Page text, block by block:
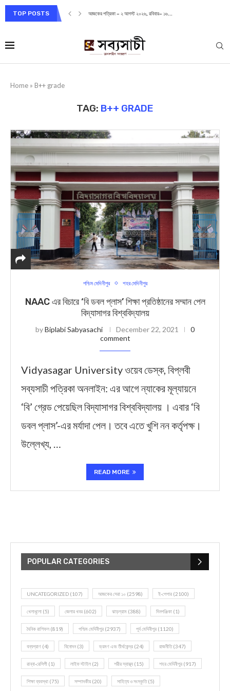
TOP POSTS আজকের পত্রিকা – ২ আগস্ট ২০২৬, রবিবার– ১৬...
Home » B++ grade
TAG: B++ GRADE
পশ্চিম মেদিনীপুর শহর মেদিনীপুর
NAAC এর বিচারে ‘বি ডবল প্লাস’ শিক্ষা প্রতিষ্ঠানের সম্মান পেল
বিদ্যাসাগর বিশ্ববিদ্যালয়
byBiplabi Sabyasachi December 22, 2021
0
comment
Vidyasagar University ওয়েব ডেস্ক, বিপ্লবী
সব্যসাচী পত্রিকা অনলাইন: এর আগে ন্যাকের মূল্যায়নে
‘বি’ গ্রেড পেয়েছিল বিদ্যাসাগর বিশ্ববিদ্যালয় । এবার ‘বি
ডবল প্লাস’-এর মর্যাদা পেল। তবে এতে খুশি নন কর্তৃপক্ষ।
উল্লেখ্য, …
READ MORE
POPULAR CATEGORIES
UNCATEGORIZED (107) আজকের সেরা ১০ (2598) ই-পেপার (2100)
খেলাধূলো (5) জেলার খবর (602) ঝাড়গ্রাম (388) দিনপঞ্জিকা (1)
দৈনিক রাশিফল (819) পশ্চিম মেদিনীপুর (2937) পূর্ব মেদিনীপুর (1120)
বন্যপ্রাণ (4) বিনোদন(3) ভ্রমণ এবং তীর্থকেন্দ্র (24) রাজনীতি(347)
রান্না-রেসিপী (1) লাইফ স্টাইল (2) শরীর স্বাস্থ্য (15) শহর মেদিনীপুর (917)
শিক্ষা ব্যবস্থা (75) সম্পাদকীয় (20) সাহিত্য ও সংস্কৃতি(5)